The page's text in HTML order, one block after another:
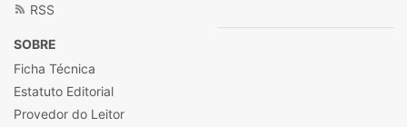
RSS
SOBRE
Ficha Técnica
Estatuto Editorial
Provedor do Leitor